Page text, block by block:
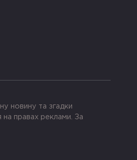
новину та згадки
правах реклами. За